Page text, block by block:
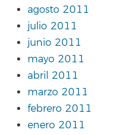
agosto 2011
julio 2011
junio 2011
mayo 2011
abril 2011
marzo 2011
febrero 2011
enero 2011